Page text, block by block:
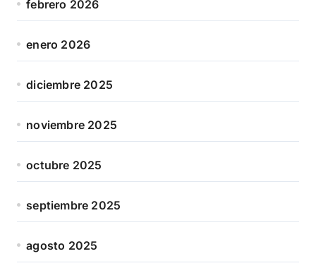
febrero 2026
enero 2026
diciembre 2025
noviembre 2025
octubre 2025
septiembre 2025
agosto 2025